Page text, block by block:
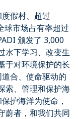
假村、超过
球市场占有率超过
颁发了 3,000
水下学习、改变生
于对环境保护的长
合、使命驱动的
索、管理和保护海
护海洋为使命，
蔚者，和我们共同